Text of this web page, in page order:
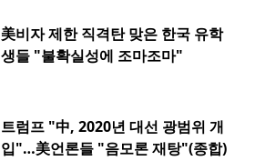
美비자 제한 직격탄 맞은 한국 유학
생들 "불확실성에 조마조마"
트럼프 "中, 2020년 대선 광범위 개
입"…美언론들 "음모론 재탕"(종합)